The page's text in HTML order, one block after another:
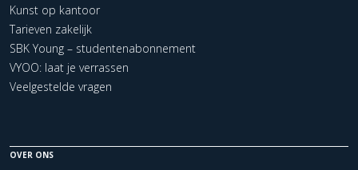
Kunst op kantoor
Tarieven zakelijk
SBK Young – studentenabonnement
VYOO: laat je verrassen
Veelgestelde vragen
OVER ONS